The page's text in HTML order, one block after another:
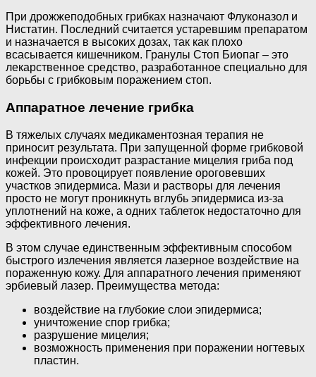
При дрожжеподобных грибках назначают Флуконазол и
Нистатин. Последний считается устаревшим препаратом
и назначается в высоких дозах, так как плохо
всасывается кишечником. Гранулы Стоп Биопаг – это
лекарственное средство, разработанное специально для
борьбы с грибковым поражением стоп.
Аппаратное лечение грибка
В тяжелых случаях медикаментозная терапия не
приносит результата. При запущенной форме грибковой
инфекции происходит разрастание мицелия гриба под
кожей. Это провоцирует появление ороговевших
участков эпидермиса. Мази и растворы для лечения
просто не могут проникнуть вглубь эпидермиса из-за
уплотнений на коже, а одних таблеток недостаточно для
эффективного лечения.
В этом случае единственным эффективным способом
быстрого излечения является лазерное воздействие на
пораженную кожу. Для аппаратного лечения применяют
эрбиевый лазер. Преимущества метода:
воздействие на глубокие слои эпидермиса;
уничтожение спор грибка;
разрушение мицелия;
возможность применения при поражении ногтевых
пластин.